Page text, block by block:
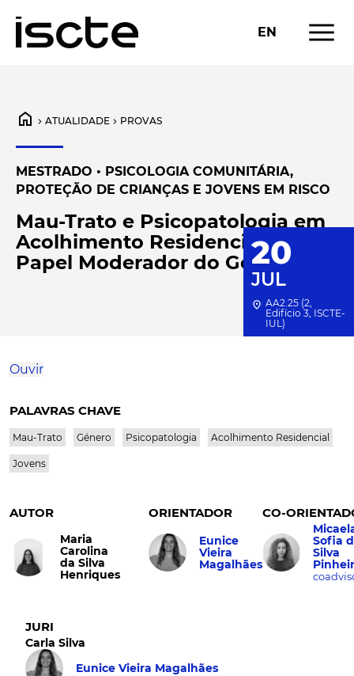
EN menu
home chevron_right ATUALIDADE chevron_right PROVAS
MESTRADO • PSICOLOGIA COMUNITÁRIA,
PROTEÇÃO DE CRIANÇAS E JOVENS EM RISCO
Mau-Trato e Psicopatologia em
Acolhimento Residencial: O
Papel Moderador do Género
20
JUL
location_on AA2.25 (2,
Edifício 3, ISCTE-
IUL)
Ouvir
PALAVRAS CHAVE
Mau-Trato Género Psicopatologia Acolhimento Residencial
Jovens
AUTOR
Maria
Carolina
da Silva
Henriques
ORIENTADOR
Eunice
Vieira
Magalhães
CO-
Sofia
Silva
JURI
Carla Silva
Eunice Vieira Magalhães